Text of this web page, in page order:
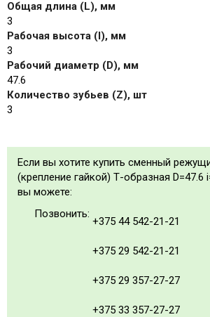
Общая длина (L), мм
3
Рабочая высота (I), мм
3
Рабочий диаметр (D), мм
47.6
Количество зубьев (Z), шт
3
Если вы хотите купить сменный
(крепление гайкой) Т-образная D=47.6
вы можете:
Позвонить:
+375 44 542-21-21
+375 29 542-21-21
+375 29 357-27-27
+375 33 357-27-27